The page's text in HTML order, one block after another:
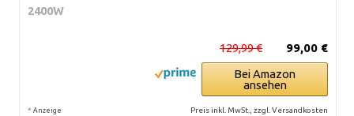
2400W
99,00 €
129,99 €
Bei Amazon
ansehen
* Anzeige Preis inkl. MwSt., zzgl. Versandkosten